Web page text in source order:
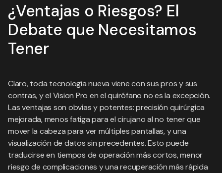
¿Ventajas o Riesgos? El
Debate que Necesitamos
Tener
Claro, toda tecnología nueva viene con sus pros y sus
contras, y el Vision Pro en el quirófano no es la excepción.
Las ventajas son obvias y potentes: precisión quirúrgica
mejorada, menos fatiga para el cirujano al no tener que
mover la cabeza para ver múltiples pantallas, y una
visualización de datos sin precedentes. Esto puede
traducirse en tiempos de operación más cortos, menor
riesgo de complicaciones y una recuperación más rápida